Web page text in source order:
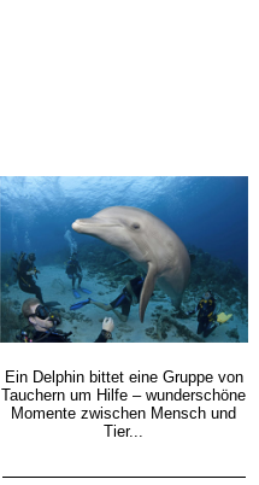
Ein Delphin bittet eine Gruppe von
Tauchern um Hilfe – wunderschöne
Momente zwischen Mensch und
Tier...